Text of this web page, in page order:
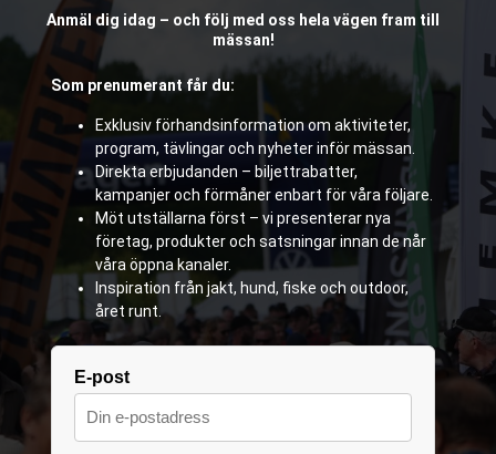
Anmäl dig idag – och följ med oss hela vägen fram till
mässan!
E-post
Som prenumerant får du:
Exklusiv förhandsinformation om aktiviteter,
program, tävlingar och nyheter inför mässan.
Direkta erbjudanden – biljettrabatter,
kampanjer och förmåner enbart för våra följare.
Möt utställarna först – vi presenterar nya
företag, produkter och satsningar innan de når
våra öppna kanaler.
Inspiration från jakt, hund, fiske och outdoor,
året runt.